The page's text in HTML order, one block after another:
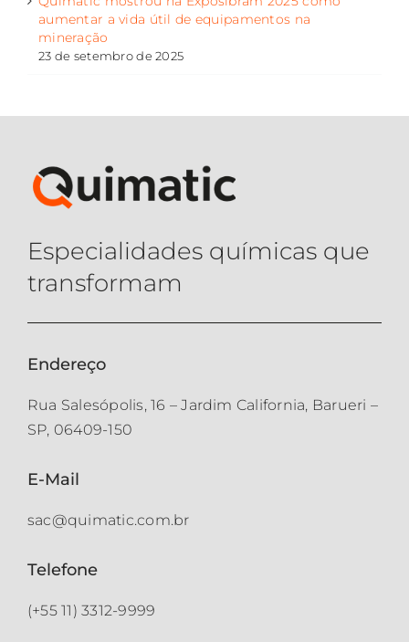
aumentar a vida útil de equipamentos na
mineração
23 de setembro de 2025
Especialidades químicas que
transformam
Endereço
Rua Salesópolis, 16 – Jardim California, Barueri –
SP, 06409-150
E-Mail
sac@quimatic.com.br
Telefone
(+55 11) 3312-9999